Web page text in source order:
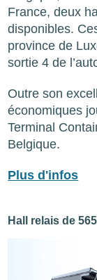
France, deux
disponibles.
province de
sortie 4 de
Outre son
économiques
Terminal
Belgique.
Plus d'infos
Hall relais de